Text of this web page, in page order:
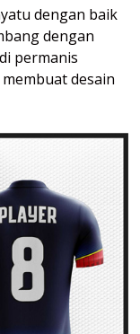
dengan baik
dengan
permanis
desain